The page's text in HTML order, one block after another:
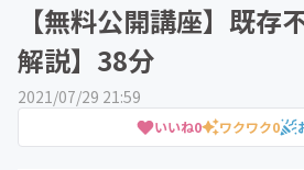
【無料公開講座】既存
解説】38分
2021/07/29 21:59
いいね0 ワクワク0